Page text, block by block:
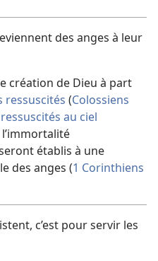
des anges à leur
création de Dieu à part
ressuscités (Colossiens
ressuscités au ciel
établis à une
des anges (1 Corinthiens
c’est pour servir les